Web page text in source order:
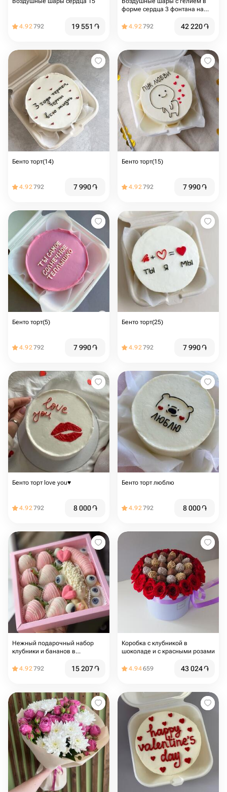
4.92792 19 551 ֏
форме сердца 3 фонтана на
4.92792 42 220֏
Бенто торт(14)
4.92792 7 990֏
Бенто торт(15)
4.92792 7 990֏
Бенто торт(5)
4.92792 7 990֏
Бенто торт(25)
4.92792 7 990֏
Бенто торт love you♥️
4.92792 8 000֏
Бенто торт люблю
4.92792 8 000֏
Нежный подарочный набор
клубники и бананов в
4.92792 15 207֏
Коробка с клубникой в
шоколаде и с красными розами
4.94659 43 024֏